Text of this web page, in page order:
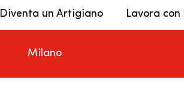
Diventa un Artigiano Lavora con
Milano